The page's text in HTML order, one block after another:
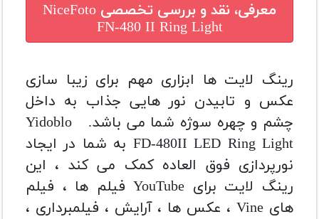
معرفی، نقد و بررسی تخصصی NiceFoto
FN-480 II Ring Light
رینگ لایت ها ابزاری مهم برای زیبا سازی
عکس و تابیدن نور هایی جذاب به داخل
چشم و چهره سوژه شما می باشد.
Yidoblo
FD-480II LED Ring Light به شما در ایجاد
نورپردازی فوق العاده کمک می کند ، این
رینگ لایت برای YouTube فیلم ها ، فیلم
های Vine ، عکس ها ، آرایش ، فیلمبرداری ،